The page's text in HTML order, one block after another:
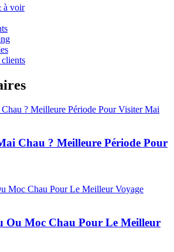
à voir
clients
Chau ? Meilleure Période Pour
Ou Moc Chau Pour Le Meilleur